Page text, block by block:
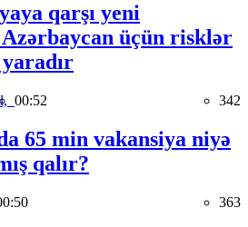
qarşı yeni
Azərbaycan üçün risklər
00:52 342
65 min vakansiya niyə
qalır?
363